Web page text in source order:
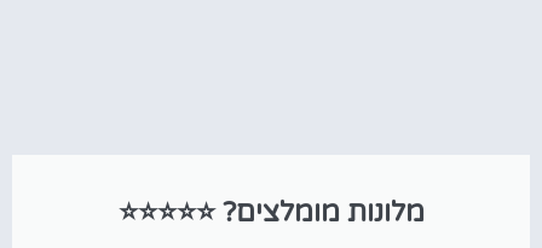
מלונות מומלצים? ⭐⭐⭐⭐⭐